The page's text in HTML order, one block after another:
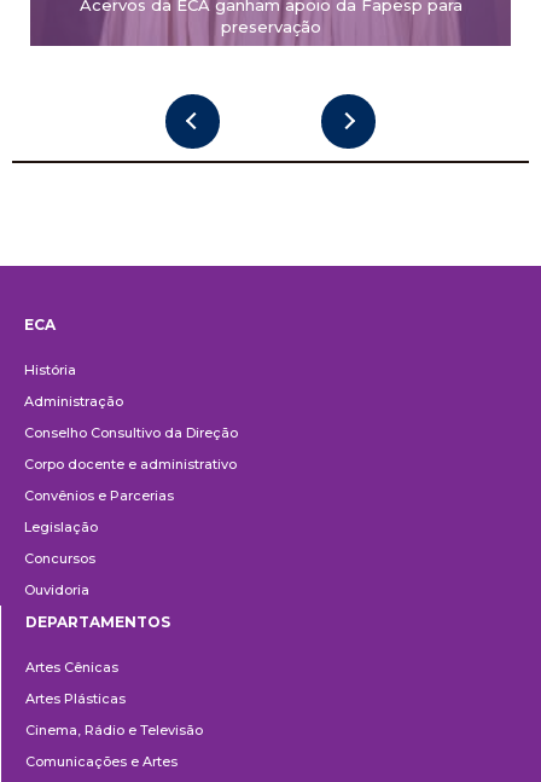
Acervos da ECA ganham apoio da Fapesp para
preservação
ECA
História
Administração
Conselho Consultivo da Direção
Corpo docente e administrativo
Convênios e Parcerias
Legislação
Concursos
Ouvidoria
DEPARTAMENTOS
Artes Cênicas
Artes Plásticas
Cinema, Rádio e Televisão
Comunicações e Artes